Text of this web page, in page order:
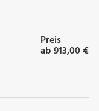
Preis
ab 913,00 €